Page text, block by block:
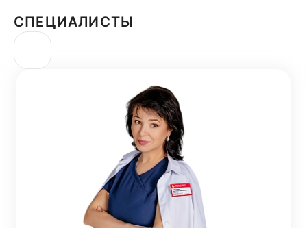
СПЕЦИАЛИСТЫ